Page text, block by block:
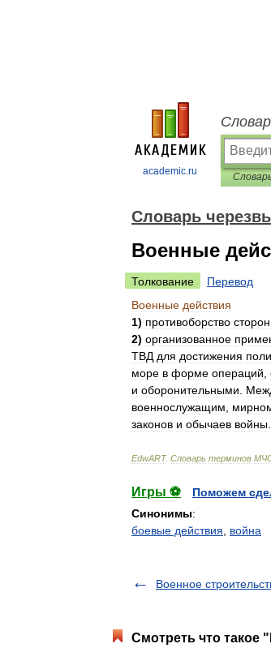
academic.ru
Словарь
Военные
Толкование
Перевод
Военные действия
1) противоборство сторон
2) организованное
ТВД для достижения
море в форме операций
и оборонительными
военнослужащим
законов и обычаев войны
EdwART. Словарь терминов
Игры ⚽
Поможем
Синонимы:
боевые действия
война
Военное
Смотреть что такое